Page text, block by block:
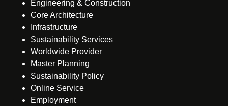
Engineering & Construction
Core Architecture
Infrastructure
Sustainability Services
Worldwide Provider
Master Planning
Sustainability Policy
Online Service
Employment